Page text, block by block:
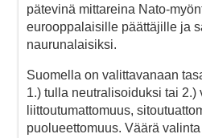
pätevinä mittareina Nato-
eurooppalaisille päättäjille ja
naurunalaisiksi.
Suomella on valittavanaan
1.) tulla neutralisoiduksi tai 2.)
liittoutumattomuus,
puolueettomuus. Väärä